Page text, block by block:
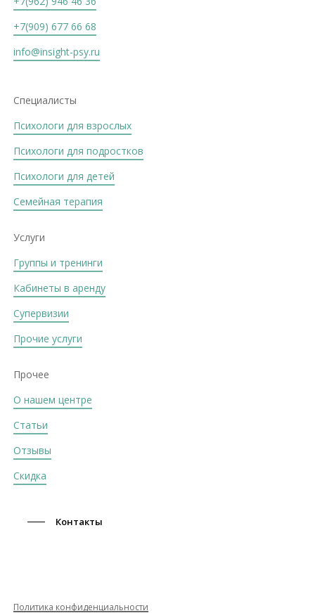
+7(909) 677 66 68
info@insight-psy.ru
Специалисты
Психологи для взрослых
Психологи для подростков
Психологи для детей
Семейная терапия
Услуги
Группы и тренинги
Кабинеты в аренду
Супервизии
Прочие услуги
Прочее
О нашем центре
Статьи
Отзывы
Скидка
Политика конфиденциальности
Контакты